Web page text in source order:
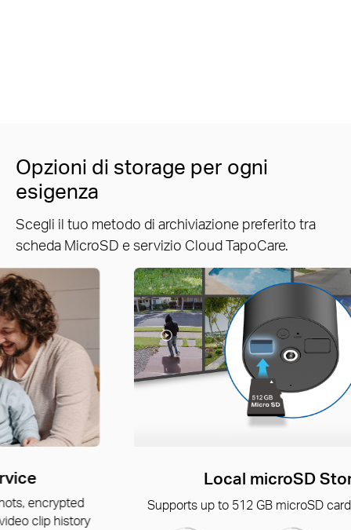
Opzioni di storage per ogni
esigenza
Scegli il tuo metodo di archiviazione preferito tra
scheda MicroSD e servizio Cloud TapoCare.
Tapo Care Cloud Service
Receive rich notifications with snapshots, encrypted
protection, data backups, and 30-day video clip history